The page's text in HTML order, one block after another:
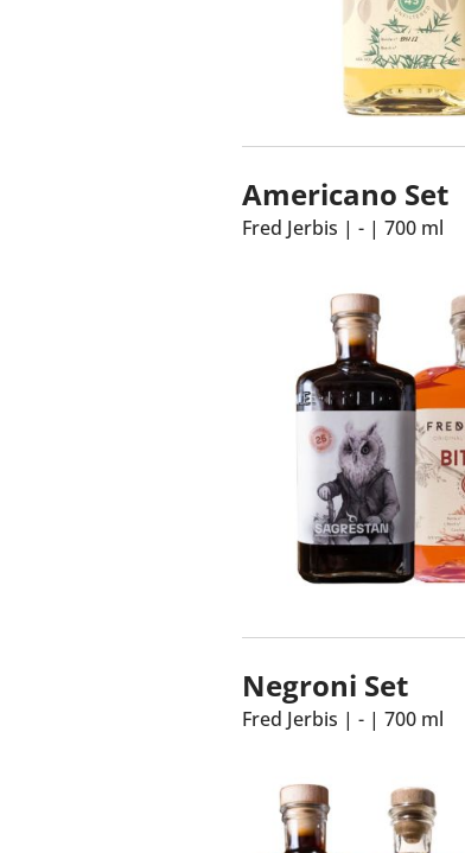
Americano Set
Fred Jerbis | - | 700 ml
Negroni Set
Fred Jerbis | - | 700 ml